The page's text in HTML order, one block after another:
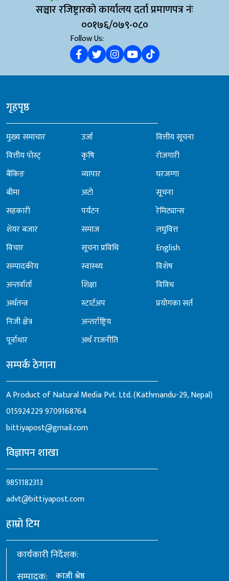
सञ्चार रजिष्ट्रारको कार्यालय दर्ता प्रमाणपत्र नंः
००१७६/०७९-०८०
Follow Us:
गृहपृष्ठ
मुख्य समाचार
वित्तीय पोस्ट्
बैंकिङ
बीमा
सहकारी
शेयर बजार
विचार
सम्पादकीय
अन्तर्वार्ता
अर्थतन्त्र
निजी क्षेत्र
पूर्वाधार
उर्जा
कृषि
व्यापार
अटो
पर्यटन
समाज
सूचना प्रविधि
स्वास्थ्य
शिक्षा
स्टार्टअप
अन्तर्राष्ट्रिय
अर्थ राजनीति
वित्तीय सूचना
रोजगारी
घरजग्गा
सूचना
रेमिट्यान्स
लघुवित्त
English
विशेष
विविध
प्रयोगका सर्त
सम्पर्क ठेगाना
A Product of Natural Media Pvt. Ltd. (Kathmandu-29, Nepal)
0159242299709168764
bittiyapost@gmail.com
विज्ञापन शाखा
9851182313
advt@bittiyapost.com
हाम्रो टिम
कार्यकारी निर्देशक:
सम्पादक:
काजी श्रेष्ठ